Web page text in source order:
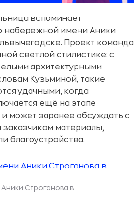
вспоминает
набережной имени Аники
Проект команда
светлой стилистике: с
архитектурными
Кузьминой, такие
удачными, когда
ещё на этапе
может заранее обсуждать с
заказчиком материалы,
благоустройства.
Строганова в